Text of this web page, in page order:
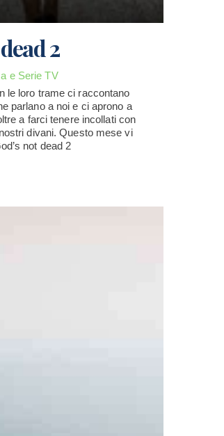
2
e Serie TV
le loro trame ci raccontano
parlano a noi e ci aprono a
a farci tenere incollati con
divani. Questo mese vi
not dead 2